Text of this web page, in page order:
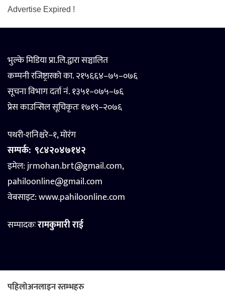
Advertise Expired !
भुल्के मिडिया प्रा.लि.द्वारा सञ्चालित
कम्पनी रजिष्ट्रारको का. २१५६६४–७५–०७६
सूचना विभाग दर्ता नं. १३५१–०७५–७६
प्रेस काउन्सिल सूचिकृतः १७१९–२०७६
पथरी-शनिश्चरे–१, मोरंग
सम्पर्क: ९८४२०४७१४२
इमेल: jrmohan.brt@gmail.com,
pahiloonline@gmail.com
वेबसाइट:www.pahiloonline.com
सम्पादकःरामकुमारी राई
पहिलोअनलाइन स्तम्भहरु